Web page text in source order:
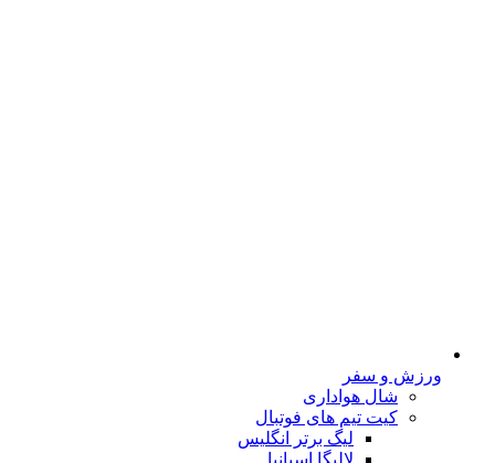
ورزش و سفر
شال هواداری
کیت تیم های فوتبال
لیگ برتر انگلیس
لالیگا اسپانیا